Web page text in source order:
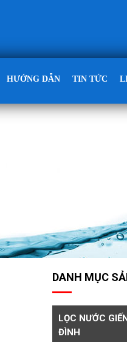
HƯỚNG DẪN TIN TỨC
DANH MỤC
LỌC NƯỚC
ĐÌNH